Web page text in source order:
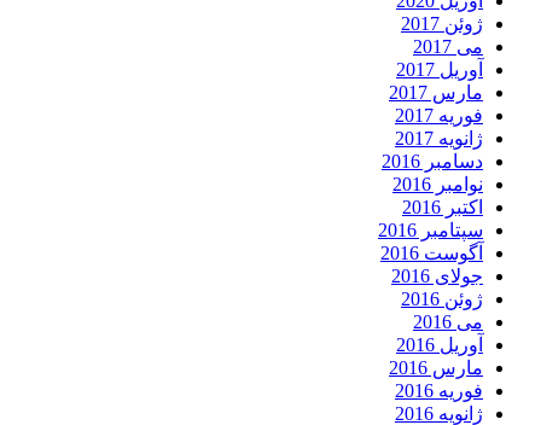
ژوئن 2017
می 2017
آوریل 2017
مارس 2017
فوریه 2017
ژانویه 2017
دسامبر 2016
نوامبر 2016
اکتبر 2016
سپتامبر 2016
آگوست 2016
جولای 2016
ژوئن 2016
می 2016
آوریل 2016
مارس 2016
فوریه 2016
ژانویه 2016